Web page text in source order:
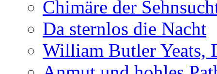
Chimäre der
Da sternlos die Nacht
William Butler Yeats,